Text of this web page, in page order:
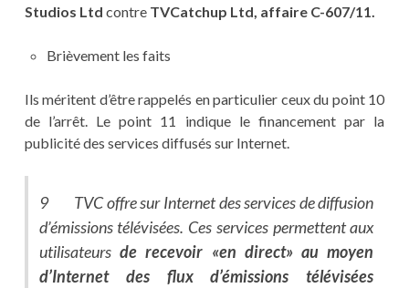
Studios Ltd contre TVCatchup Ltd, affaire C-607/11.
Brièvement les faits
Ils méritent d’être rappelés en particulier ceux du point 10
de l’arrêt. Le point 11 indique le financement par la
publicité des services diffusés sur Internet.
9 TVC offre sur Internet des services de diffusion
d’émissions télévisées. Ces services permettent aux
utilisateurs de recevoir «en direct» au moyen
d’Internet des flux d’émissions télévisées